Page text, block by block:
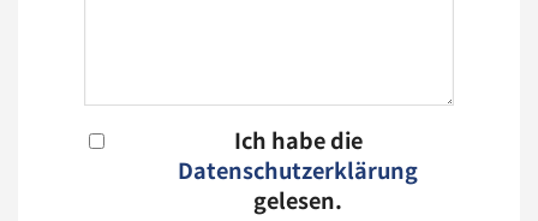
Ich habe die
Datenschutzerklärung
gelesen.